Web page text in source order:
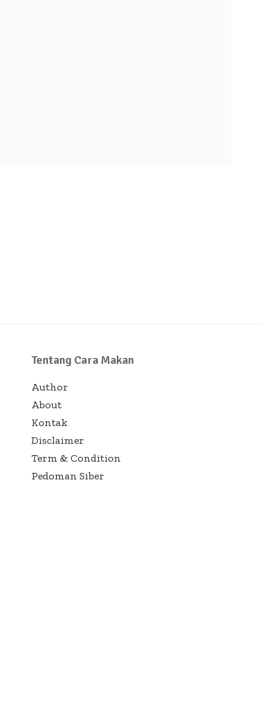
Tentang Cara Makan
Author
About
Kontak
Disclaimer
Term & Condition
Pedoman Siber